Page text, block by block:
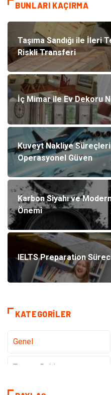
BUNLARI KAÇIRMA
Taşıma Sandığı ile İleri
Riskli Transferi
İç Mimar ile Ev Dekoru
Kuveyt Nakliye
Operasyonel Güven
Karbon Siyahı ve
Önemi
IELTS Preparation
KATEGORILER
Genel
Tanıtıcı Reklam
Sağlık